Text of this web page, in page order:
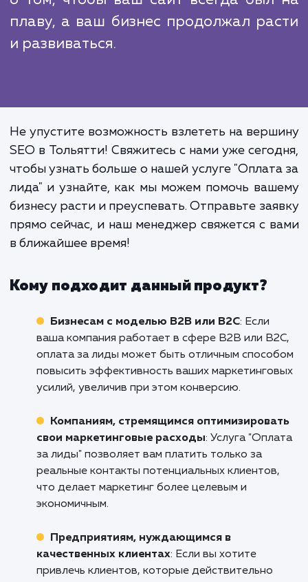
Цифровой мир меняется
минуту. SEO-стратегии,
работали вчера, могут быть
нюансах, оставьте это нам. В
"Оплата за лида" мы
обновляем и оптимизируем
методы и алгоритмы, чтобы
в тренде и давать вам
возможные результаты. Мы
плаву, а ваш бизнес продолжал
и развиваться.
Не упустите возможность взлететь на
SEO в Тольятти! Свяжитесь с нами уже
чтобы узнать больше о нашей услуге
лида" и узнайте, как мы можем помочь
бизнесу расти и преуспевать. Отправьте
в ближайшее время!